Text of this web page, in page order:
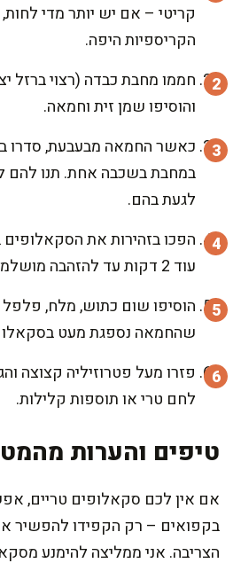
קריטי – אם יש יותר מדי
הקריספיות היפה.
חממו מחבת כבדה (רצוי ברזל
והוסיפו שמן זית וחמאה.
כאשר החמאה מבעבעת, סדרו
לגעת בהם.
הפכו בזהירות את
עוד 2 דקות עד להזהבה מושלמת.
הוסיפו שום כתוש, מלח, פלפל
שהחמאה נספגת מעט
פזרו מעל פטרוזיליה קצוצה
לחם טרי או תוספות קלילות.
טיפים והערות
אם אין לכם סקאלופים טריים,
בקפואים – רק הקפידו להפשיר
הצריבה. אני ממליצה להימנע